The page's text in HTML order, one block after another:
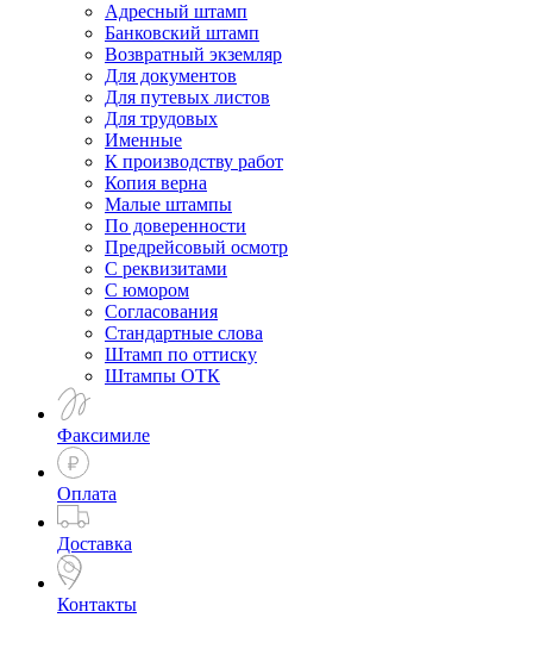
Адресный штамп
Банковский штамп
Возвратный экземляр
Для документов
Для путевых листов
Для трудовых
Именные
К производству работ
Копия верна
Малые штампы
По доверенности
Предрейсовый осмотр
С реквизитами
С юмором
Согласования
Стандартные слова
Штамп по оттиску
Штампы ОТК
Факсимиле
Оплата
Доставка
Контакты